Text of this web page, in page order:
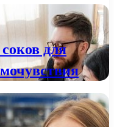
для